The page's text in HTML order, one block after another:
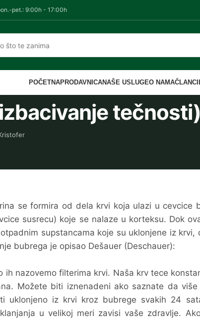
pet.: 9:00h - 17:00h
POČETNAPRODAVNICANAŠE USLUGEO NAMAČLANCI
se formira od dela krvi koja ulazi u cevcice
susrecu) koje se nalaze u korteksu. Dok
supstancama koje su uklonjene iz krvi,
bubrega je opisao Dešauer (Deschauer):
nazovemo filterima krvi. Naša krv tece
Možete biti iznenadeni ako saznate da
uklonjeno iz krvi kroz bubrege svakih 24
u velikoj meri zavisi vaše zdravlje.